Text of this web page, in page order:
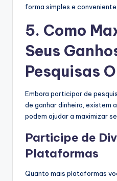
forma simples e conveniente.
5. Como
Seus
Pesquisas
Embora participar de
de ganhar dinheiro, existem
podem ajudar a maximizar
Participe de
Plataformas
Quanto mais plataformas